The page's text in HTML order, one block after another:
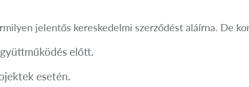
jelentős kereskedelmi szerződést aláírna. De
előtt.
esetén.